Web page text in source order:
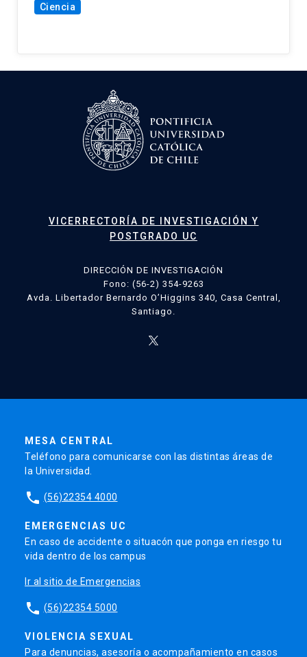
Ciencia
VICERRECTORÍA DE INVESTIGACIÓN Y
POSTGRADO UC
DIRECCIÓN DE INVESTIGACIÓN
Fono: (56-2) 354-9263
Avda. Libertador Bernardo O’Higgins 340, Casa Central,
Santiago.
MESA CENTRAL
Teléfono para comunicarse con las distintas áreas de
la Universidad.
phone (56)22354 4000
EMERGENCIAS UC
En caso de accidente o situacón que ponga en riesgo tu
vida dentro de los campus
Ir al sitio de Emergencias
phone (56)22354 5000
VIOLENCIA SEXUAL
Para denuncias, asesoría o acompañamiento en casos